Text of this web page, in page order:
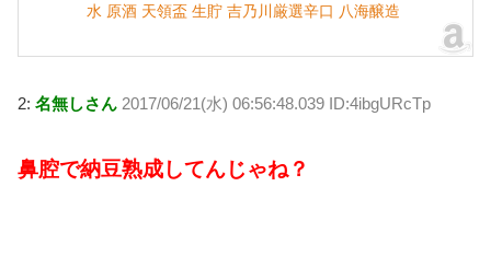
水 原酒 天領盃 生貯 吉乃川厳選辛口 八海醸造
2: 名無しさん 2017/06/21(水) 06:56:48.039 ID:4ibgURcTp
鼻腔で納豆熟成してんじゃね？